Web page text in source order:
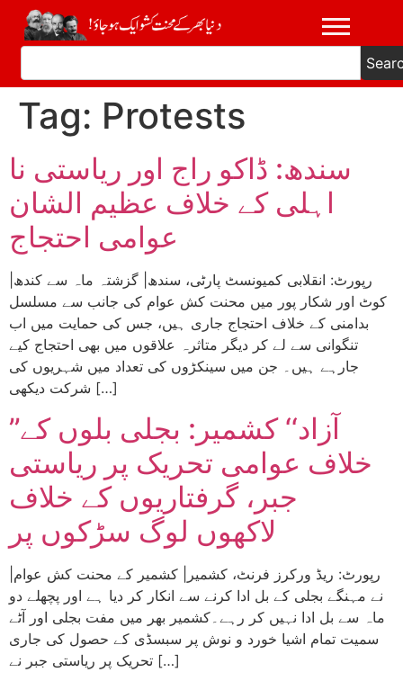
Tag: Protests
سندھ: ڈاکو راج اور ریاستی نا
اہلی کے خلاف عظیم الشان
عوامی احتجاج
کوٹ اور شکار پور میں محنت کش عوام کی جانب سے مسلسل
بدامنی کے خلاف احتجاج جاری ہیں، جس کی حمایت میں اب
تنگوانی سے لے کر دیگر متاثرہ علاقوں میں بھی احتجاج کیے
جارہے ہیں۔ جن میں سینکڑوں کی تعداد میں شہریوں کی
شرکت دیکھی […]
’’آزاد‘‘ کشمیر: بجلی بلوں کے
خلاف عوامی تحریک پر ریاستی
جبر، گرفتاریوں کے خلاف
لاکھوں لوگ سڑکوں پر
نے مہنگے بجلی کے بل ادا کرنے سے انکار کر دیا ہے اور پچھلے دو
ماہ سے بل ادا نہیں کر رہے۔کشمیر بھر میں مفت بجلی اور آٹے
سمیت تمام اشیا خورد و نوش پر سبسڈی کے حصول کی جاری
تحریک پر ریاستی جبر نے […]